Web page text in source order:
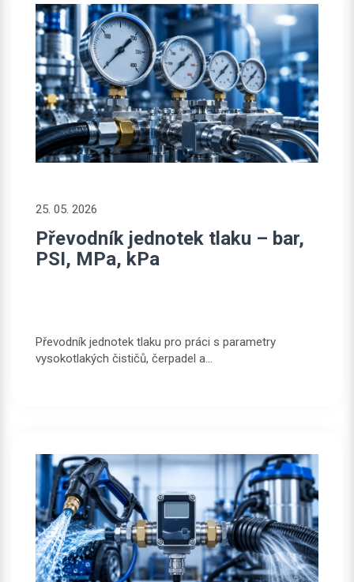
25. 05. 2026
Převodník jednotek tlaku – bar,
PSI, MPa, kPa
Převodník jednotek tlaku pro práci s parametry
vysokotlakých čističů, čerpadel a...